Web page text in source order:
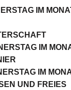
IM
IM
IM
UND FREIES